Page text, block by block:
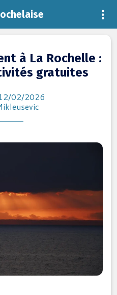
à La Rochelle :
gratuites
02/2026